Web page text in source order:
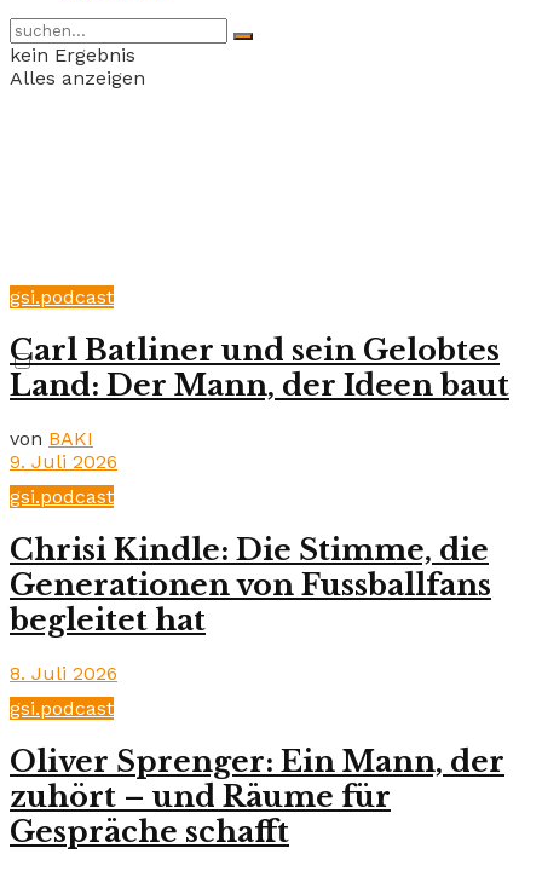
kein Ergebnis
Alles anzeigen
gsi.podcast
Carl Batliner und sein Gelobtes
Land: Der Mann, der Ideen baut
von BAKI
9. Juli 2026
gsi.podcast
Chrisi Kindle: Die Stimme, die
Generationen von Fussballfans
begleitet hat
8. Juli 2026
gsi.podcast
Oliver Sprenger: Ein Mann, der
zuhört – und Räume für
Gespräche schafft